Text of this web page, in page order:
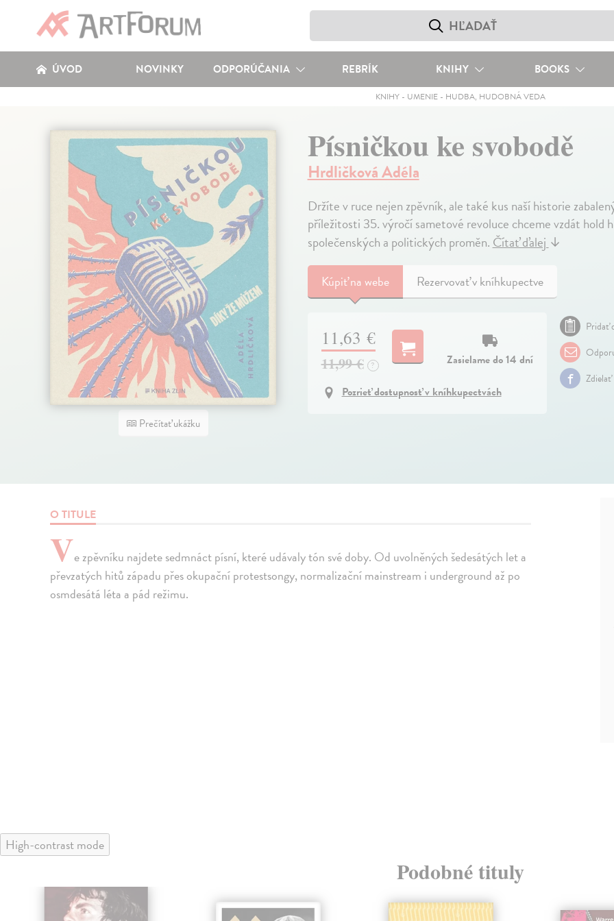
ÚVOD NOVINKY ODPORÚČANIA REBRÍK KNIHY BOOKS
KNIHY- UMENIE- HUDBA, HUDOBNÁ VEDA
Prečítať ukážku
Písničkou ke svobodě
Hrdličková Adéla
Držíte v ruce nejen zpěvník, ale také kus naší historie
příležitosti 35. výročí sametové revoluce chceme vzdát
společenských a politických proměn.Čítať ďalej↓
Kúpiťna webe Rezervovať v kníhkupectve
11,63 €
11,99 € ?
Zasielame do 14 dní
Pozrieť dostupnosť v kníhkupectvách
Pridať
Zdielať
O TITULE
Ve zpěvníku najdete sedmnáct písní, které udávaly tón své doby. Od uvolněných šedesátých let a
převzatých hitů západu přes okupační protestsongy, normalizační mainstream i underground až po
osmdesátá léta a pád režimu.
High-contrast mode
Podobné tituly